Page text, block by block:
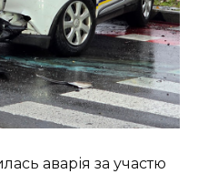
аварія за участю